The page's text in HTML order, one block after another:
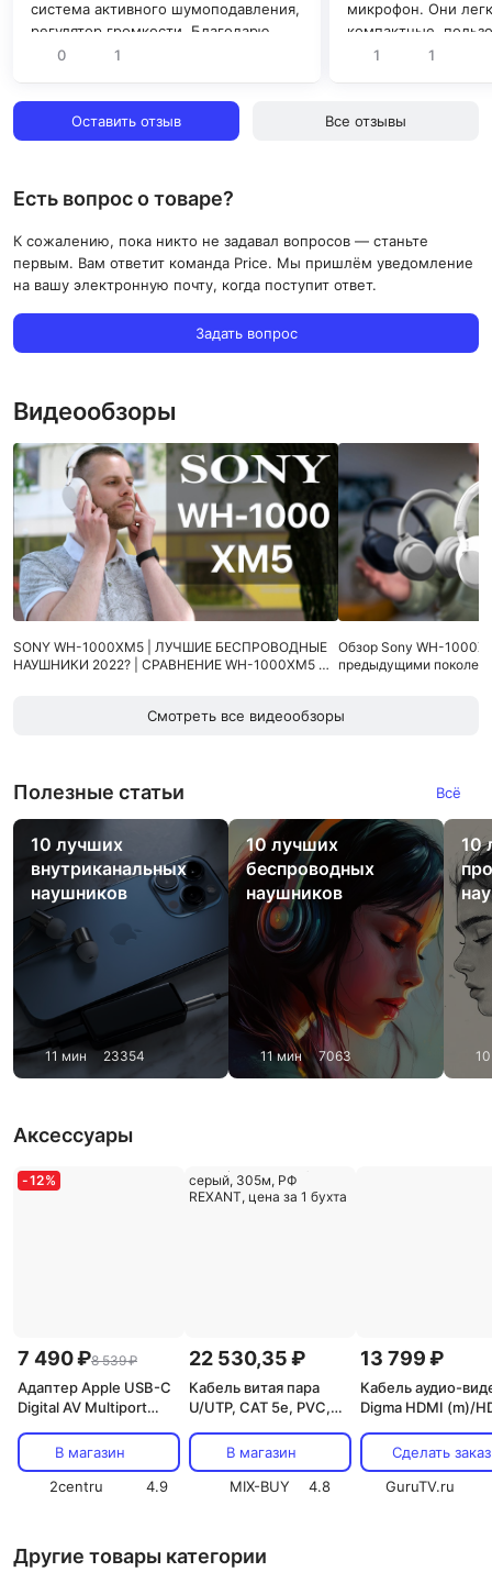
система активного шумоподавления,
регулятор громкости. Благодарю
магазин!"
0 1
микрофон. Они
компактные,
комфортно. "
1 1
Оставить отзыв Все отзывы
Есть вопрос о товаре?
К сожалению, пока никто не задавал вопросов — станьте
первым. Вам ответит команда Price. Мы пришлём уведомление
на вашу электронную почту, когда поступит ответ.
Задать вопрос
Видеообзоры
SONY WH-1000XM5 | ЛУЧШИЕ БЕСПРОВОДНЫЕ
НАУШНИКИ 2022? | СРАВНЕНИЕ WH-1000XM5 С
Обзор Sony WH-
предыдущими
Смотреть все видеообзоры
Полезные статьи Всё
10 лучших
внутриканальных
наушников
11 мин 23354
10 лучших
беспроводных
наушников
11 мин 7063
10
Аксессуары
-12%
7 490 ₽8 539 ₽
Адаптер Apple USB-C
Digital AV Multiport
В магазин
2centru
4.9
22 530,35 ₽
Кабель витая пара
U/UTP, CAT 5е, PVC,
внутренний,
однопроволочный,
серый, 305м, РФ
В магазин
MIX-BUY
4.8
13 799 ₽
Кабель аудио-
Digma HDMI (m)/
позолоч.конт.
(HDMI-AOC2.1-70)
Сделать заказ
GuruTV.ru
Другие товары категории